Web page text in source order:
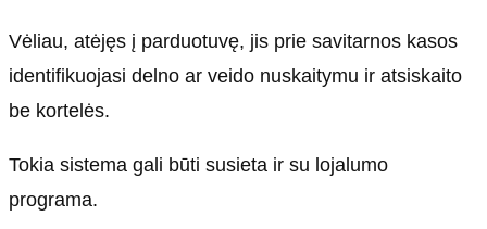
Vėliau, atėjęs į parduotuvę, jis prie savitarnos kasos
identifikuojasi delno ar veido nuskaitymu ir atsiskaito
be kortelės.
Tokia sistema gali būti susieta ir su lojalumo
programa.